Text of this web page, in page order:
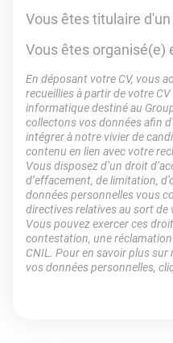
Vous êtes titulaire d'un
Vous êtes organisé(e)
En déposant votre CV, vous
recueillies à partir de votre
informatique destiné au
collectons vos données afin
intégrer à notre vivier de
contenu en lien avec votre
Vous disposez d’un droit
d’effacement, de limitation,
données personnelles vous
directives relatives au sort de
Vous pouvez exercer ces
contestation, une
CNIL. Pour en savoir plus
vos données personnelles,